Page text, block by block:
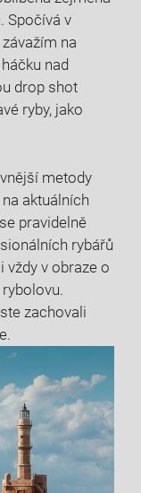
Spočívá v
na
nad⁢
drop shot
ryby, jako
metody
aktuálních⁤
pravidelně
rybářů
vždy v obraze o
​zachovali‍